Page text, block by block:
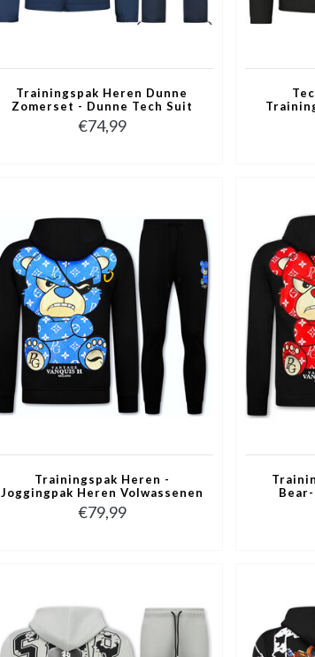
Trainingspak Heren Dunne
Zomerset - Dunne Tech Suit
Heren - Huispak Heren -1050 -
Blauw
€74,99
Trainingspak Heren -
Joggingpak Heren Volwassenen
- Teddy Bear Huispak Heren -
6052- Zwart/Blauw
€79,99